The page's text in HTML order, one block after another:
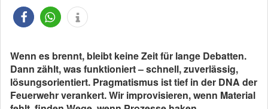
Wenn es brennt, bleibt keine Zeit für lange Debatten.
Dann zählt, was funktioniert – schnell, zuverlässig,
lösungsorientiert. Pragmatismus ist tief in der DNA der
Feuerwehr verankert. Wir improvisieren, wenn Material